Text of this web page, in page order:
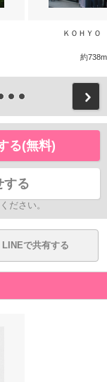
ＫＯＨＹＯ
約
る(無料)
する
ださい。
LINEで共有する